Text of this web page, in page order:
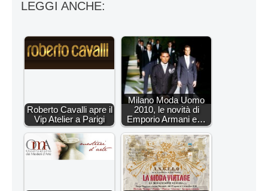
LEGGI ANCHE:
Roberto Cavalli apre il
Vip Atelier a Parigi
Milano Moda Uomo
2010, le novità di
Emporio Armani e…